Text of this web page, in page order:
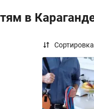
в
Сортировка